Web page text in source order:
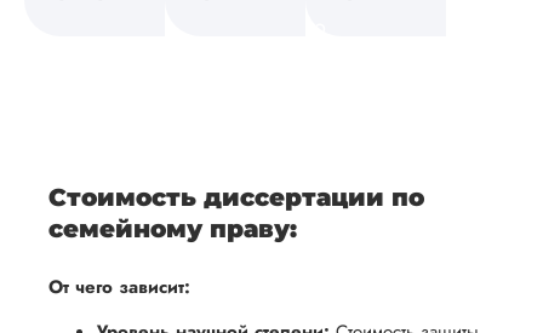
а также
темы.
готовы
предоставить
в
подготовке
и
проведения
проверки
работы,
работы. В
начале
сотрудничества
Стоимость диссертации по
семейному праву:
От чего зависит: